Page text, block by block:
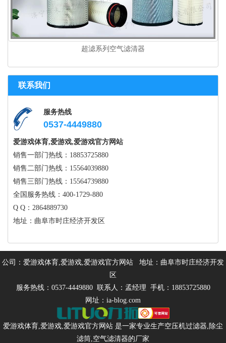
超滤系列空气滤清器
联系我们
服务热线
0537-4449880
爱游戏体育,爱游戏,爱游戏官方网站
销售一部门热线：18853725880
销售二部门热线：15564039880
销售三部门热线：15564739880
全国服务热线：400-1729-880
Q Q：2864889730
地址：曲阜市时庄经济开发区
公司：爱游戏体育,爱游戏,爱游戏官方网站 地址：曲阜市时庄经济开发
区
服务热线：0537-4449880 联系人：孟经理 手机：18853725880
网址：ia-blog.com
爱游戏体育,爱游戏,爱游戏官方网站 是一家专业生产空压机过滤器, 除尘
滤筒,空气滤清器的厂家